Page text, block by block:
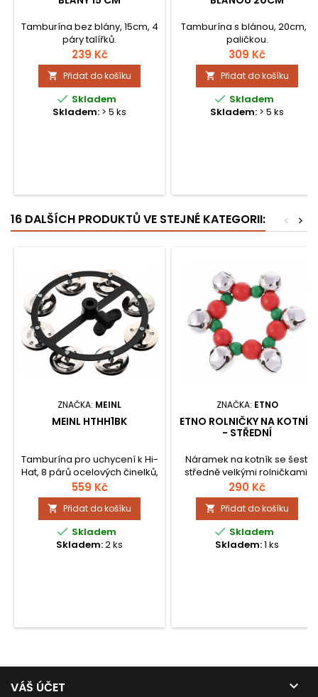
Tamburína bez blány, 15cm, 4
páry talířků.
239 Kč
 Přidat do košíku
 Skladem
Skladem: > 5 ks
Tamburína s blánou, 20cm, s
paličkou.
309 Kč
 Přidat do košíku
 Skladem
Skladem: > 5 ks
16 DALŠÍCH PRODUKTŮ VE STEJNÉ KATEGORII: >
<
ZNAČKA: MEINL
MEINL HTHH1BK
Tamburína pro uchycení k Hi-
Hat, 8 párů ocelových činelků,
průměr 12,7 cm, snadné
upevnění.
559 Kč
 Přidat do košíku
 Skladem
Skladem:2 ks
ZNAČKA: ETNO
ETNO ROLNIČKY NA KOTNÍK
- STŘEDNÍ
Náramek na kotník se šesti
středně velkými rolničkami.
290 Kč
 Přidat do košíku
 Skladem
Skladem:1 ks
VÁŠ ÚČET 